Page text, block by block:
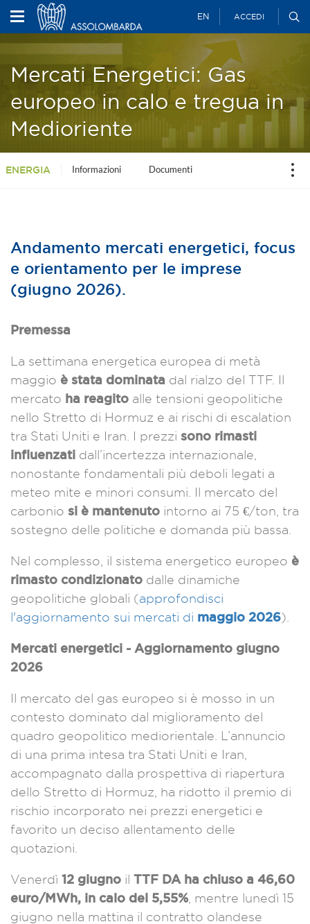
EN ACCEDI
Mercati Energetici: Gas
europeo in calo e tregua in
Medioriente
ENERGIA Informazioni Documenti
Andamento mercati energetici, focus
e orientamento per le imprese
(giugno 2026).
Premessa
La settimana energetica europea di metà
maggio è stata dominata dal rialzo del TTF. Il
mercato ha reagito alle tensioni geopolitiche
nello Stretto di Hormuz e ai rischi di escalation
tra Stati Uniti e Iran. I prezzi sono rimasti
influenzati dall’incertezza internazionale,
nonostante fondamentali più deboli legati a
meteo mite e minori consumi. Il mercato del
carbonio si è mantenuto intorno ai 75 €/ton, tra
sostegno delle politiche e domanda più bassa.
Nel complesso, il sistema energetico europeo è
rimasto condizionato dalle dinamiche
geopolitiche globali (approfondisci
l'aggiornamento sui mercati di maggio 2026)
Mercati energetici - Aggiornamento giugno
2026
Il mercato del gas europeo si è mosso in un
contesto dominato dal miglioramento del
quadro geopolitico mediorientale. L’annuncio
di una prima intesa tra Stati Uniti e Iran,
accompagnato dalla prospettiva di riapertura
dello Stretto di Hormuz, ha ridotto il premio di
rischio incorporato nei prezzi energetici e
favorito un deciso allentamento delle
quotazioni.
Venerdì 12 giugno il TTF DA ha chiuso a 46,60
euro/MWh, in calo del 5,55% , mentre lunedì 15
giugno nella mattina il contratto olandese